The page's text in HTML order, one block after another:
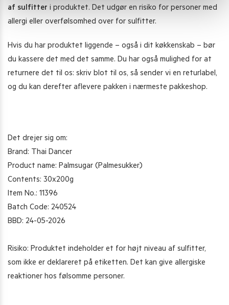
af sulfitter i produktet. Det udgør en risiko for personer med
allergi eller overfølsomhed over for sulfitter.
Hvis du har produktet liggende – også i dit køkkenskab – bør
du kassere det med det samme. Du har også mulighed for at
returnere det til os: skriv blot til os, så sender vi en returlabel,
og du kan derefter aflevere pakken i nærmeste pakkeshop.
Det drejer sig om:
Brand: Thai Dancer
Product name: Palmsugar (Palmesukker)
Contents: 30x200g
Item No.: 11396
Batch Code: 240524
BBD: 24-05-2026
Risiko: Produktet indeholder et for højt niveau af sulfitter,
som ikke er deklareret på etiketten. Det kan give allergiske
reaktioner hos følsomme personer.